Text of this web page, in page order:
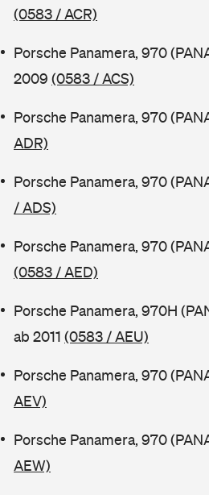
(0583 / ACR)
Porsche Panamera, 970
2009 (0583 / ACS)
Porsche Panamera, 970
ADR)
Porsche Panamera, 970
/ ADS)
Porsche Panamera, 970
(0583 / AED)
Porsche Panamera, 970H
ab 2011 (0583 / AEU)
Porsche Panamera, 970
AEV)
Porsche Panamera, 970
AEW)